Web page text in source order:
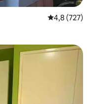
Prosječna
4,8 (727)